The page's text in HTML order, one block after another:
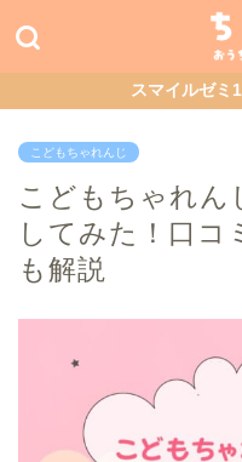
スマイルゼミ
こどもちゃれんじ
こどもちゃれん
してみた！口コ
も解説